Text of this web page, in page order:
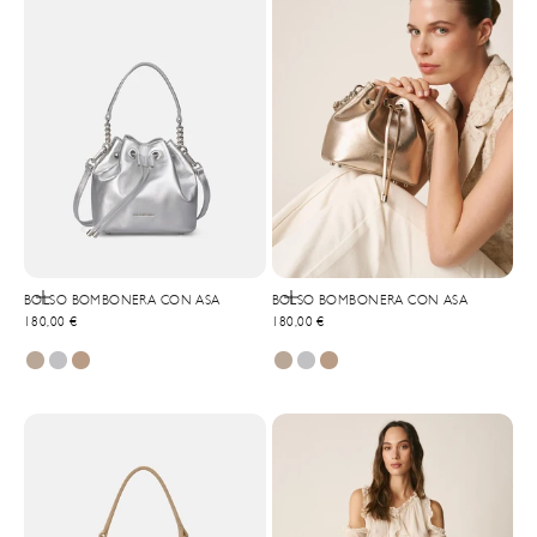
Ajouter au panier
BOLSO BOMBONERA CON ASA
Prix de vente
180,00 €
Ajouter au panier
BOLSO BOMBONERA CON ASA
Prix de vente
180,00 €